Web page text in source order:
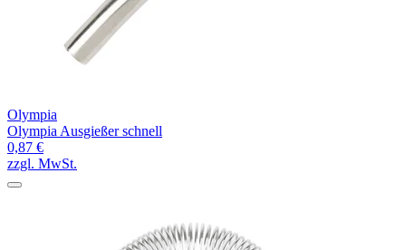
Olympia
Olympia Ausgießer schnell
0,87 €
zzgl. MwSt.